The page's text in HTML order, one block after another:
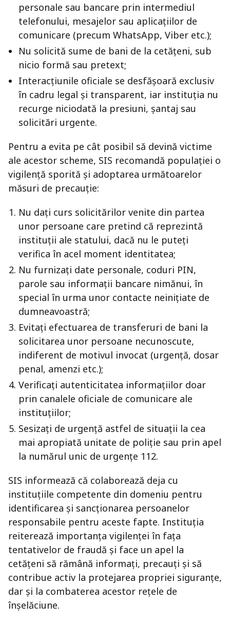
personale sau bancare prin intermediul
telefonului, mesajelor sau aplicațiilor de
comunicare (precum WhatsApp, Viber etc.);
Nu solicită sume de bani de la cetățeni, sub
nicio formă sau pretext;
Interacțiunile oficiale se desfășoară exclusiv
în cadru legal și transparent, iar instituția nu
recurge niciodată la presiuni, șantaj sau
solicitări urgente.
Pentru a evita pe cât posibil să devină victime
ale acestor scheme, SIS recomandă populației o
vigilență sporită și adoptarea următoarelor
măsuri de precauție:
Nu dați curs solicitărilor venite din partea
unor persoane care pretind că reprezintă
instituții ale statului, dacă nu le puteți
verifica în acel moment identitatea;
Nu furnizați date personale, coduri PIN,
parole sau informații bancare nimănui, în
special în urma unor contacte neinițiate de
dumneavoastră;
Evitați efectuarea de transferuri de bani la
solicitarea unor persoane necunoscute,
indiferent de motivul invocat (urgență, dosar
penal, amenzi etc.);
Verificați autenticitatea informațiilor doar
prin canalele oficiale de comunicare ale
instituțiilor;
Sesizați de urgență astfel de situații la cea
mai apropiată unitate de poliție sau prin apel
la numărul unic de urgențe 112.
SIS informează că colaborează deja cu
instituțiile competente din domeniu pentru
identificarea și sancționarea persoanelor
responsabile pentru aceste fapte. Instituția
reiterează importanța vigilenței în fața
tentativelor de fraudă și face un apel la
cetățeni să rămână informați, precauți și să
contribue activ la protejarea propriei siguranțe,
dar și la combaterea acestor rețele de
înșelăciune.